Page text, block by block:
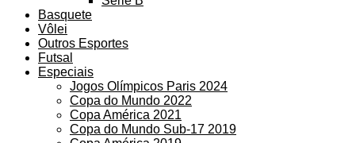
Basquete
Vôlei
Outros Esportes
Futsal
Especiais
Jogos Olímpicos Paris 2024
Copa do Mundo 2022
Copa América 2021
Copa do Mundo Sub-17 2019